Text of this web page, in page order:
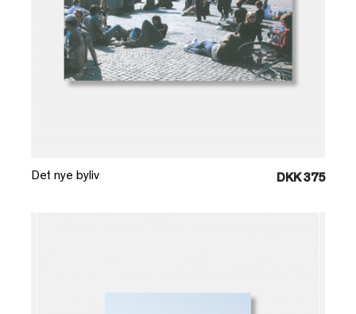
Det nye byliv DKK 375